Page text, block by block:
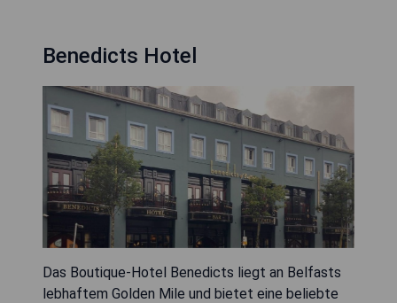
Benedicts Hotel
Das Boutique-Hotel Benedicts liegt an Belfasts
lebhaftem Golden Mile und bietet eine beliebte